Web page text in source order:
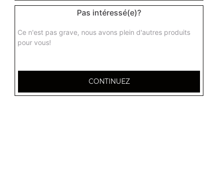
Pas intéressé(e)?
Ce n'est pas grave, nous avons plein d'autres produits
pour vous!
CONTINUEZ